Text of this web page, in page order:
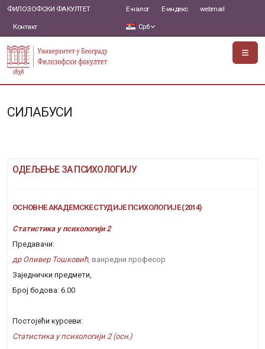
ФИЛОЗОФСКИ ФАКУЛТЕТ
Контакт
Е-налог Е-индекс webmail
Срб
СИЛАБУСИ
ОДЕЉЕЊЕ ЗА ПСИХОЛОГИЈУ
ОСНОВНЕ АКАДЕМСКЕ СТУДИЈЕ ПСИХОЛОГИЈЕ (2014)
Статистика у психологији 2
Предавачи:
др Оливер Тошковић, ванредни професор
Заједнички предмети,
Број бодова: 6.00
Постојећи курсеви:
Статистика у психологији 2 (осн.)